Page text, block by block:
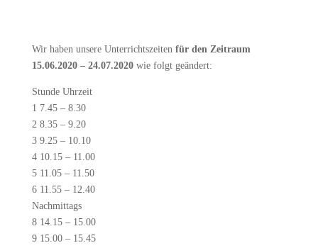
Wir haben unsere Unterrichtszeiten für den Zeitraum
15.06.2020 – 24.07.2020wie folgt geändert:
Stunde Uhrzeit
1 7.45 – 8.30
2 8.35 – 9.20
3 9.25 – 10.10
4 10.15 – 11.00
5 11.05 – 11.50
6 11.55 – 12.40
Nachmittags
8 14.15 – 15.00
9 15.00 – 15.45